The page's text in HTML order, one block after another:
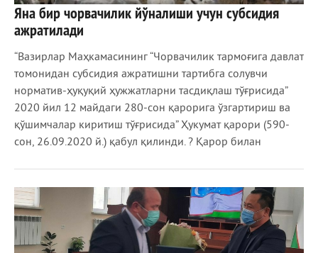
1 107 0
Яна бир чорвачилик йўналиши учун субсидия
ажратилади
“Вазирлар Маҳкамасининг “Чорвачилик тармоғига давлат
томонидан субсидия ажратишни тартибга солувчи
норматив-ҳуқуқий ҳужжатларни тасдиқлаш тўғрисида”
2020 йил 12 майдаги 280-сон қарорига ўзгартириш ва
қўшимчалар киритиш тўғрисида” Ҳукумат қарори (590-
сон, 26.09.2020 й.) қабул қилинди. ? Қарор билан